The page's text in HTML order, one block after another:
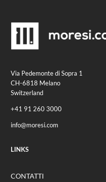
Via Pedemonte di Sopra 1
CH-6818 Melano
Switzerland
+41 91 260 3000
info@moresi.com
LINKS
CONTATTI